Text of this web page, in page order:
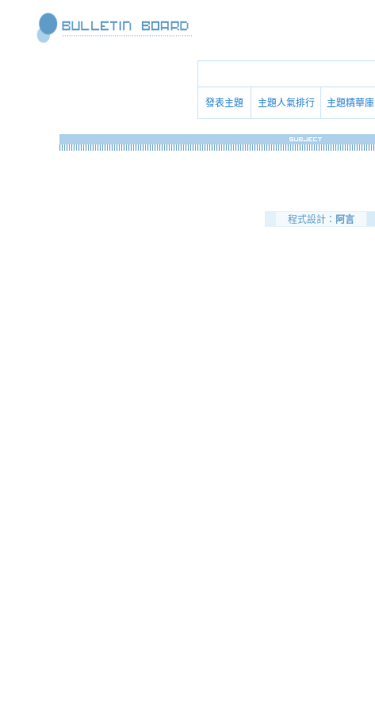
發表主題 主題人氣排行 主題精華庫
程式設計： 阿言